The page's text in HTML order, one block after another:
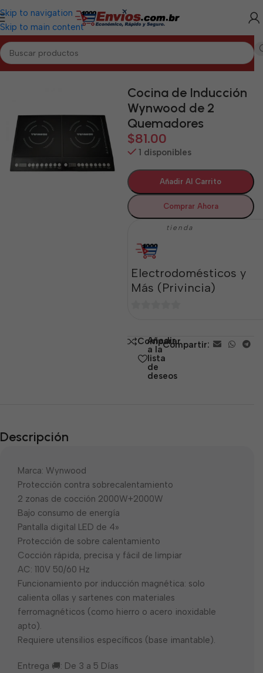
Skip to navigation
Skip to main content
Inicio/GUANTÁNAMO/Electrodomésticos Guantánamo
Cocina de Inducción
Wynwood de 2
Quemadores
$81.00
1 disponibles
Añadir Al Carrito
Comprar Ahora
tienda
Electrodomésticos y
Más (Privincia)
5 Comparar
Añadir
a la
lista
de
deseos
Compartir:
Descripción
Marca: Wynwood
Protección contra sobrecalentamiento
2 zonas de cocción 2000W+2000W
Bajo consumo de energía
Pantalla digital LED de 4»
Protección de sobre calentamiento
Cocción rápida, precisa y fácil de limpiar
AC: 110V 50/60 Hz
Funcionamiento por inducción magnética: solo
calienta ollas y sartenes con materiales
ferromagnéticos (como hierro o acero inoxidable
apto).
Requiere utensilios específicos (base imantable).
Entrega 🚚: De 3 a 5 Días